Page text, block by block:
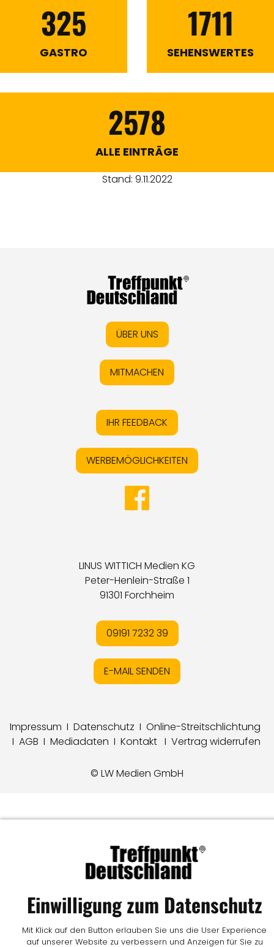
325
GASTRO
1711
SEHENSWERTES
2578
ALLE EINTRÄGE
Stand: 9.11.2022
ÜBER UNS
MITMACHEN
IHR FEEDBACK
WERBEMÖGLICHKEITEN
LINUS WITTICH Medien KG
Peter-Henlein-Straße 1
91301 Forchheim
09191 7232 39
E-MAIL SENDEN
Impressum I Datenschutz I Online-Streitschlichtung
I AGB I Mediadaten I Kontakt I Vertrag widerrufen
© LW Medien GmbH
Einwilligung zum Datenschutz
Mit Klick auf den Button erlauben Sie uns die User Experience
auf unserer Website zu verbessern und Anzeigen für Sie zu